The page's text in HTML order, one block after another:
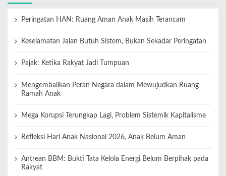
Peringatan HAN: Ruang Aman Anak Masih Terancam
Keselamatan Jalan Butuh Sistem, Bukan Sekadar Peringatan
Pajak: Ketika Rakyat Jadi Tumpuan
Mengembalikan Peran Negara dalam Mewujudkan Ruang
Ramah Anak
Mega Korupsi Terungkap Lagi, Problem Sistemik Kapitalisme
Refleksi Hari Anak Nasional 2026, Anak Belum Aman
Antrean BBM: Bukti Tata Kelola Energi Belum Berpihak pada
Rakyat